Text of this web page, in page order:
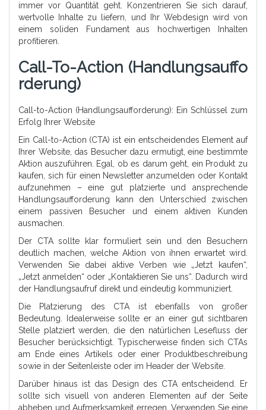
immer vor Quantität geht. Konzentrieren Sie sich darauf,
wertvolle Inhalte zu liefern, und Ihr Webdesign wird von
einem soliden Fundament aus hochwertigen Inhalten
profitieren.
Call-To-Action (Handlungsauffo
Rderung)
Call-to-Action (Handlungsaufforderung): Ein Schlüssel zum
Erfolg Ihrer Website
Ein Call-to-Action (CTA) ist ein entscheidendes Element auf
Ihrer Website, das Besucher dazu ermutigt, eine bestimmte
Aktion auszuführen. Egal, ob es darum geht, ein Produkt zu
kaufen, sich für einen Newsletter anzumelden oder Kontakt
aufzunehmen – eine gut platzierte und ansprechende
Handlungsaufforderung kann den Unterschied zwischen
einem passiven Besucher und einem aktiven Kunden
ausmachen.
Der CTA sollte klar formuliert sein und den Besuchern
deutlich machen, welche Aktion von ihnen erwartet wird.
Verwenden Sie dabei aktive Verben wie „Jetzt kaufen“,
„Jetzt anmelden“ oder „Kontaktieren Sie uns“. Dadurch wird
der Handlungsaufruf direkt und eindeutig kommuniziert.
Die Platzierung des CTA ist ebenfalls von großer
Bedeutung. Idealerweise sollte er an einer gut sichtbaren
Stelle platziert werden, die den natürlichen Lesefluss der
Besucher berücksichtigt. Typischerweise finden sich CTAs
am Ende eines Artikels oder einer Produktbeschreibung
sowie in der Seitenleiste oder im Header der Website.
Darüber hinaus ist das Design des CTA entscheidend. Er
sollte sich visuell von anderen Elementen auf der Seite
abheben und Aufmerksamkeit erregen. Verwenden Sie eine